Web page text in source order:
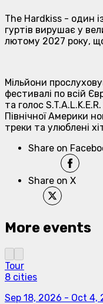
The Hardkiss - один
гуртів вирушає у
лютому 2027 року,
Мільйони
фестивалі по всій
та голос
Північної Америки
треки та улюблені
Share on
Share on X
More events
Tour
8 cities
Sep 18, 2026 - Oct 4,